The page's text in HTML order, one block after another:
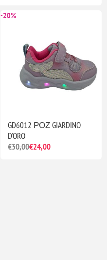
-20%
GD6012 ΡΟΖ GIARDINO
D'ORO
€30,00€24,00